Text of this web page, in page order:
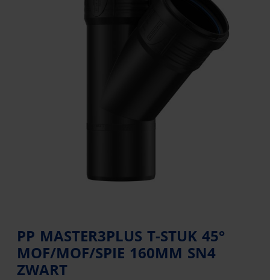
PP MASTER3PLUS T-STUK 45°
MOF/MOF/SPIE 160MM SN4
ZWART